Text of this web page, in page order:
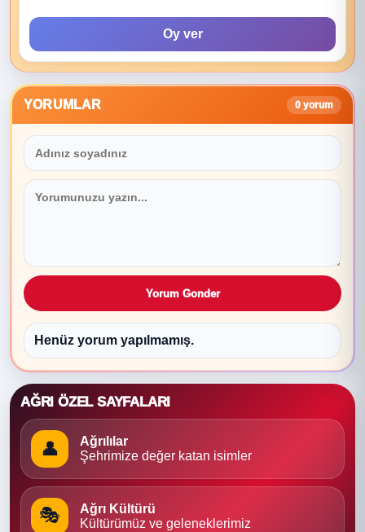
Oy ver
YORUMLAR 0 yorum
Yorum Gonder
Henüz yorum yapılmamış.
AĞRI ÖZEL SAYFALARI
👤
Ağrılılar
Şehrimize değer katan isimler
🎭
Ağrı Kültürü
Kültürümüz ve geleneklerimiz